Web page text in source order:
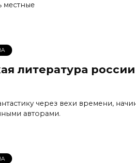
местные
литература россии
через вехи времени,
авторами.